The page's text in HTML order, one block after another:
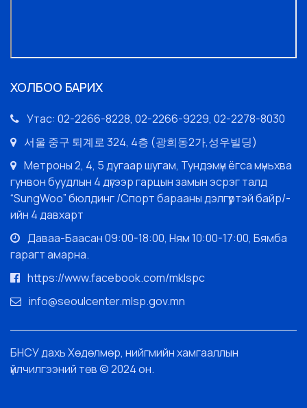
ХОЛБОО БАРИХ
Утас: 02-2266-8228, 02-2266-9229, 02-2278-8030
서울 중구 퇴계로 324, 4층 (광희동2가,성우빌딩)
Метроны 2, 4, 5 дугаар шугам, Тундэмүн ёгса мүньхва
гунвон буудлын 4 дүгээр гарцын замын эсрэг талд
“SungWoo” бюлдинг /Спорт барааны дэлгүүртэй байр/-
ийн 4 давхарт
Даваа-Баасан 09:00-18:00, Ням 10:00-17:00, Бямба
гарагт амарна.
https://www.facebook.com/mklspc
info@seoulcenter.mlsp.gov.mn
БНСУ дахь Хөдөлмөр, нийгмийн хамгааллын
үйлчилгээний төв © 2024 он.